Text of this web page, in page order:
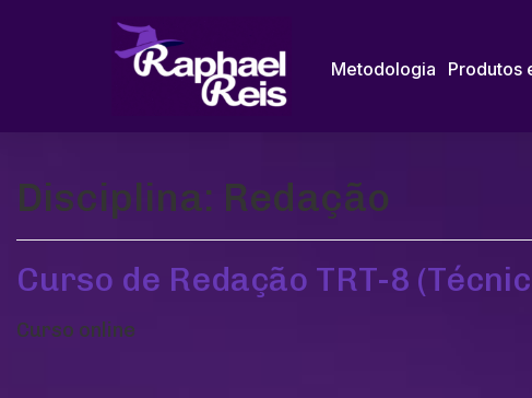
Metodologia Produtos
Disciplina: Redação
Curso de Redação TRT-8
Curso online